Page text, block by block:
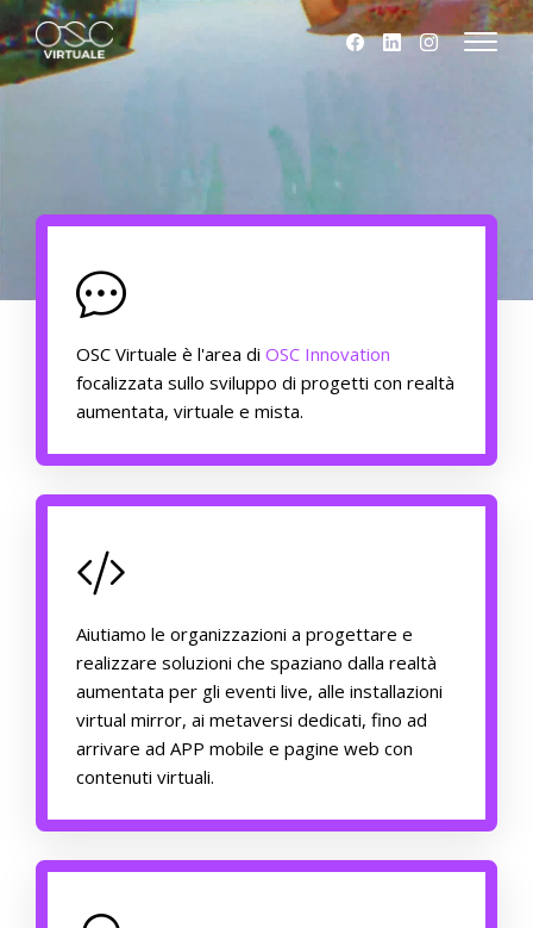
OSC Virtuale è l'area di OSC Innovation
focalizzata sullo sviluppo di progetti con realtà
aumentata, virtuale e mista.
Aiutiamo le organizzazioni a progettare e
realizzare soluzioni che spaziano dalla realtà
aumentata per gli eventi live, alle installazioni
virtual mirror, ai metaversi dedicati, fino ad
arrivare ad APP mobile e pagine web con
contenuti virtuali.